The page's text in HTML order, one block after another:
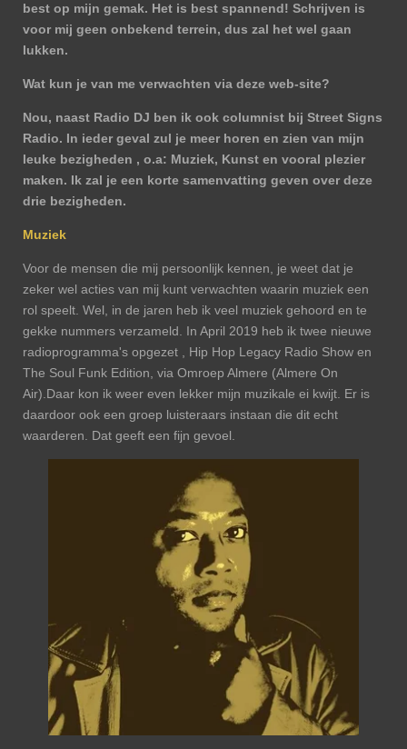
best op mijn gemak. Het is best spannend! Schrijven is
voor mij geen onbekend terrein, dus zal het wel gaan
lukken.
Wat kun je van me verwachten via deze web-site?
Nou, naast Radio DJ ben ik ook columnist bij Street Signs
Radio. In ieder geval zul je meer horen en zien van mijn
leuke bezigheden , o.a: Muziek, Kunst en vooral plezier
maken. Ik zal je een korte samenvatting geven over deze
drie bezigheden.
Muziek
Voor de mensen die mij persoonlijk kennen, je weet dat je
zeker wel acties van mij kunt verwachten waarin muziek een
rol speelt. Wel, in de jaren heb ik veel muziek gehoord en te
gekke nummers verzameld. In April 2019 heb ik twee nieuwe
radioprogramma's opgezet , Hip Hop Legacy Radio Show en
The Soul Funk Edition, via Omroep Almere (Almere On
Air).Daar kon ik weer even lekker mijn muzikale ei kwijt. Er is
daardoor ook een groep luisteraars instaan die dit echt
waarderen. Dat geeft een fijn gevoel.